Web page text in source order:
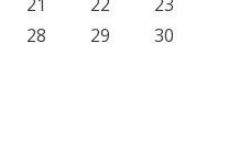
28 29
30